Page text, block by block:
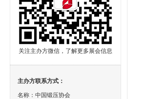
关注主办方微信，了解更多展会信息
主办方联系方式：
名称：中国锻压协会